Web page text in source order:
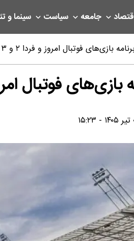
جامعه سیاست سینما و
فوتبال امروز و فردا ۲ و ۳ تیر ۱۴۰۵ جام جهانی ۲۰۲۶
امروز و فردا ۲ و ۳ تیر